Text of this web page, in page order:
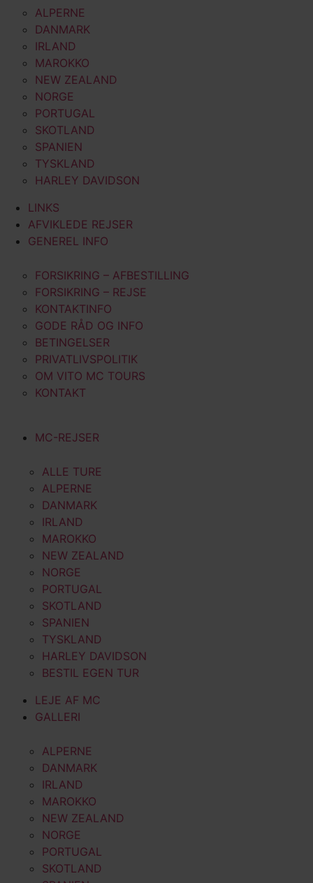
ALPERNE
DANMARK
IRLAND
MAROKKO
NEW ZEALAND
NORGE
PORTUGAL
SKOTLAND
SPANIEN
TYSKLAND
HARLEY DAVIDSON
LINKS
AFVIKLEDE REJSER
GENEREL INFO
FORSIKRING – AFBESTILLING
FORSIKRING – REJSE
KONTAKTINFO
GODE RÅD OG INFO
BETINGELSER
PRIVATLIVSPOLITIK
OM VITO MC TOURS
KONTAKT
MC-REJSER
ALLE TURE
ALPERNE
DANMARK
IRLAND
MAROKKO
NEW ZEALAND
NORGE
PORTUGAL
SKOTLAND
SPANIEN
TYSKLAND
HARLEY DAVIDSON
BESTIL EGEN TUR
LEJE AF MC
GALLERI
ALPERNE
DANMARK
IRLAND
MAROKKO
NEW ZEALAND
NORGE
PORTUGAL
SKOTLAND